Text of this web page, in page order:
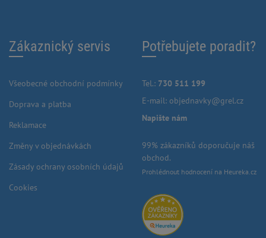
Zákaznický servis
Všeobecné obchodní podmínky
Doprava a platba
Reklamace
Změny v objednávkách
Zásady ochrany osobních údajů
Cookies
Potřebujete poradit?
Tel.: 730 511 199
E-mail: objednavky@grel.cz
Napište nám
99% zákazníků doporučuje náš
obchod.
Prohlédnout hodnocení na Heureka.cz